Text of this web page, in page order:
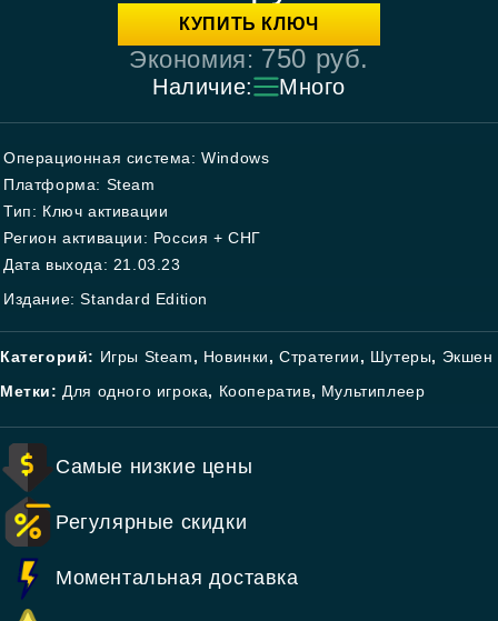
КУПИТЬ КЛЮЧ
Экономия: 750 руб.
Наличие: Много
Операционная система: Windows
Платформа: Steam
Тип: Ключ активации
Регион активации: Россия + СНГ
Дата выхода: 21.03.23
Издание: Standard Edition
Категорий: Игры Steam, Новинки,Стратегии, Шутеры, Экшен
Метки: Для одного игрока, Кооператив, Мультиплеер
Самые низкие цены
Регулярные скидки
Моментальная доставка